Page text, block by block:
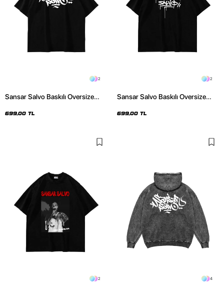
2
Sansar Salvo Baskılı Oversize
699,00 TL
2
Sansar Salvo Baskılı Oversize
699,00 TL
2 4